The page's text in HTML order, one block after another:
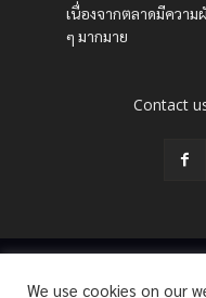
เนื่องจากตลาดมีควา
ๆ มากมาย
Contact
We use cookies on our